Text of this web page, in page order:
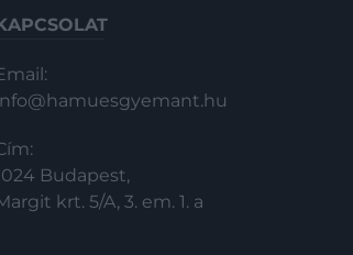
Budapest,
krt. 5/A, 3. em. 1. a